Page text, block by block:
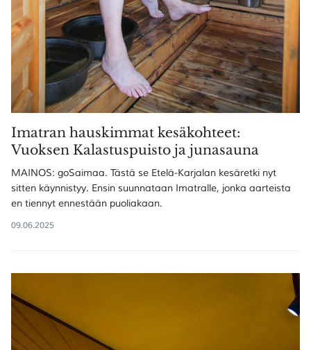
Imatran hauskimmat kesäkohteet:
Vuoksen Kalastuspuisto ja junasauna
MAINOS: goSaimaa. Tästä se Etelä-Karjalan kesäretki nyt
sitten käynnistyy. Ensin suunnataan Imatralle, jonka aarteista
en tiennyt ennestään puoliakaan.
09.06.2025